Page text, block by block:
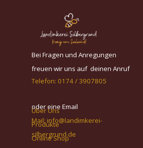
Über Uns
Produkte
Online Shop
Bei Fragen und Anregungen
freuen wir uns auf deinen Anruf
Telefon: 0174 / 3907805
oder eine Email
Mail: info@landimkerei-
silbergrund.de